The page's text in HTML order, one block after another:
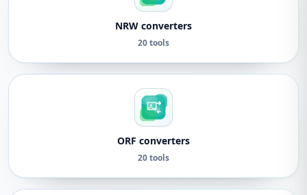
NRW converters
20 tools
ORF converters
20 tools